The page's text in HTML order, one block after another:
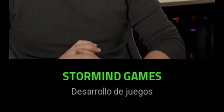
STORMIND GAMES
Desarrollo de juegos